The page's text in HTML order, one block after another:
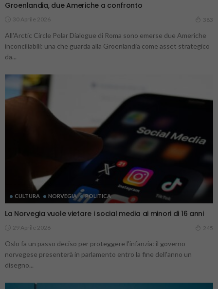
Groenlandia, due Americhe a confronto
30 Aprile 2026 383
All'Arctic Circle Polar Dialogue di Roma sono emerse due Americhe
inconciliabili: una che guarda alla Groenlandia come asset strategico
da...
CULTURA NORVEGIA POLITICA
La Norvegia vuole vietare i social media ai minori di 16 anni
29 Aprile 2026 245
Oslo fa un passo deciso per proteggere l'infanzia: il governo
norvegese presenterà in parlamento entro la fine dell'anno un
disegno...